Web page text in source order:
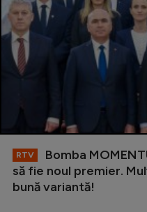
RTV
Bomba
să fie noul premier.
bună variantă!